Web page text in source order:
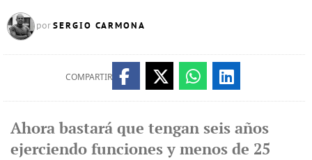
por SERGIO CARMONA
COMPARTIR
Ahora bastará que tengan seis años
ejerciendo funciones y menos de 25